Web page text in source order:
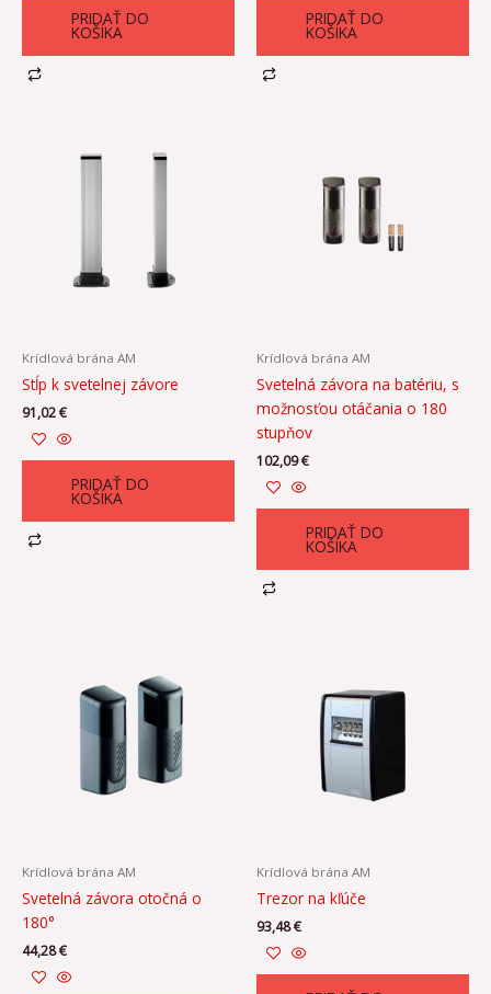
PRIDAŤ DO
KOŠÍKA
PRIDAŤ DO
KOŠÍKA
Krídlová brána AM
Stĺp k svetelnej závore
91,02€
PRIDAŤ DO
KOŠÍKA
Krídlová brána AM
Svetelná závora na batériu, s
možnosťou otáčania o 180
stupňov
102,09€
PRIDAŤ DO
KOŠÍKA
Krídlová brána AM
Svetelná závora otočná o
180°
44,28€
Krídlová brána AM
Trezor na kľúče
93,48€